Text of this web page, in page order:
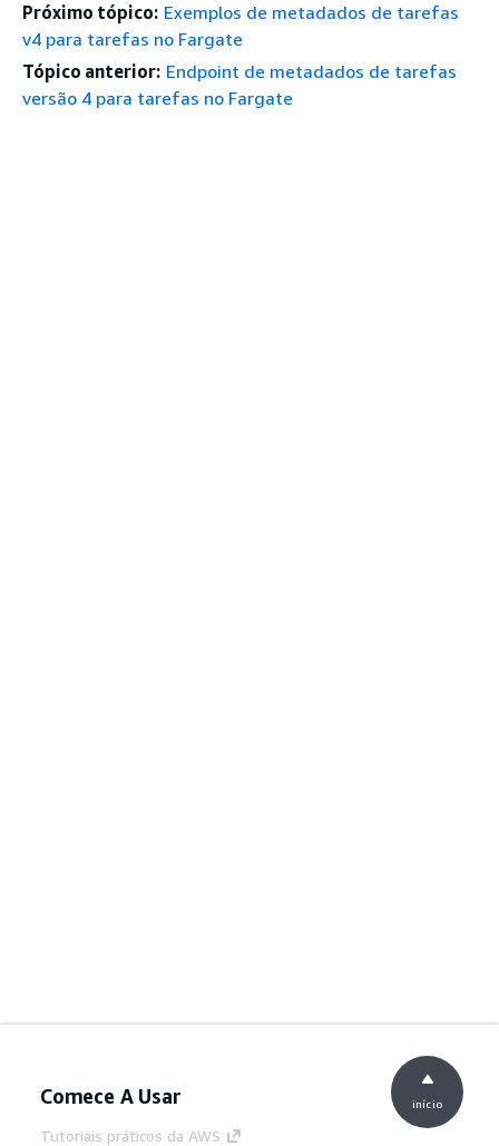
Próximo tópico: Exemplos de metadados de tarefas
v4 para tarefas no Fargate
Tópico anterior: Endpoint de metadados de tarefas
versão 4 para tarefas no Fargate
Comece A Usar
Tutoriais práticos da AWS
início